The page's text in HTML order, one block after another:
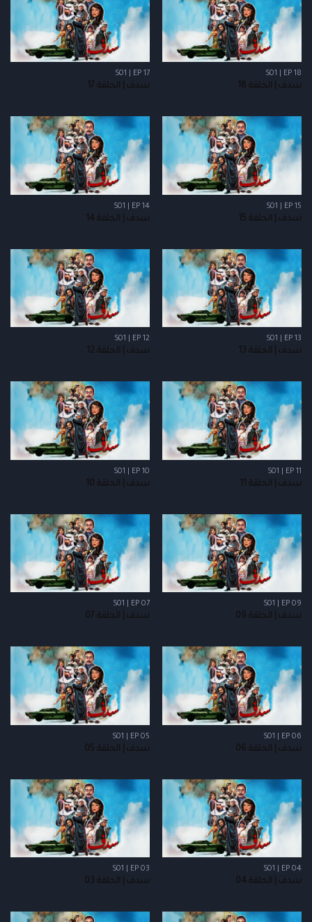
S01 | EP 18
سدف | الحلقة 18
S01 | EP 17
سدف | الحلقة 17
S01 | EP 15
سدف | الحلقة 15
S01 | EP 14
سدف | الحلقة 14
S01 | EP 13
سدف | الحلقة 13
S01 | EP 12
سدف | الحلقة 12
S01 | EP 11
سدف | الحلقة 11
S01 | EP 10
سدف | الحلقة 10
S01 | EP 09
سدف | الحلقة 09
S01 | EP 07
سدف | الحلقة 07
S01 | EP 06
سدف | الحلقة 06
S01 | EP 05
سدف | الحلقة 05
S01 | EP 04
سدف | الحلقة 04
S01 | EP 03
سدف | الحلقة 03